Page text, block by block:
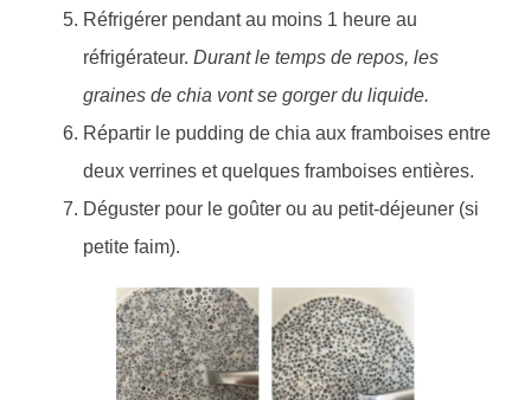
Réfrigérer pendant au moins 1 heure au
réfrigérateur. Durant le temps de repos, les
graines de chia vont se gorger du liquide.
Répartir le pudding de chia aux framboises entre
deux verrines et quelques framboises entières.
Déguster pour le goûter ou au petit-déjeuner (si
petite faim).